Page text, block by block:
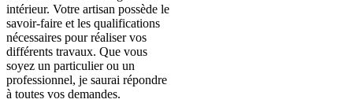
intérieur. Votre artisan possède le
savoir-faire et les qualifications
nécessaires pour réaliser vos
différents travaux. Que vous
soyez un particulier ou un
professionnel, je saurai répondre
à toutes vos demandes.